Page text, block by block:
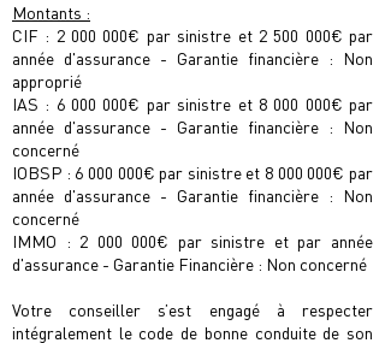
Montants :
CIF : 2 000 000€ par sinistre et 2 500 000€ par
année d'assurance - Garantie ﬁnancière : Non
approprié
IAS : 6 000 000€ par sinistre et 8 000 000€ par
année d'assurance - Garantie ﬁnancière : Non
concerné
IOBSP : 6 000 000€ par sinistre et 8 000 000€ par
année d'assurance - Garantie ﬁnancière : Non
concerné
IMMO : 2 000 000€ par sinistre et par année
d'assurance - Garantie Financière : Non concerné
Votre conseiller s’est engagé à respecter
intégralement le code de bonne conduite de son